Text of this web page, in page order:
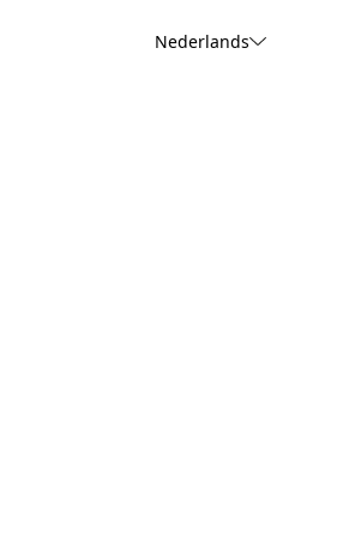
Nederlands